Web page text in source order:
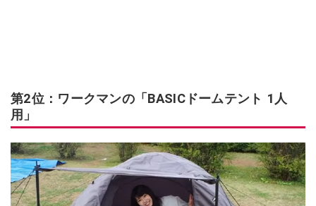
第2位：ワークマンの「BASICドームテント 1人
用」